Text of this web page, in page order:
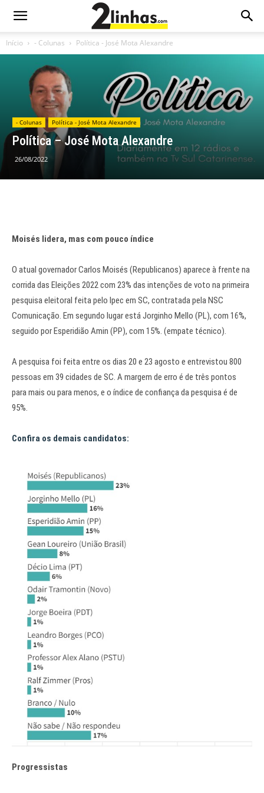
Início - Colunas Política - José Mota Alexandre
- Colunas Política - José Mota Alexandre
Política – José Mota Alexandre
26/08/2022
Moisés lidera, mas com pouco índice
O atual governador Carlos Moisés (Republicanos) aparece à frente na
corrida das Eleições 2022 com 23% das intenções de voto na primeira
pesquisa eleitoral feita pelo Ipec em SC, contratada pela NSC
Comunicação. Em segundo lugar está Jorginho Mello (PL), com 16%,
seguido por Esperidião Amin (PP), com 15%. (empate técnico).
A pesquisa foi feita entre os dias 20 e 23 agosto e entrevistou 800
pessoas em 39 cidades de SC. A margem de erro é de três pontos
para mais ou para menos, e o índice de confiança da pesquisa é de
95%.
Confira os demais candidatos:
Progressistas